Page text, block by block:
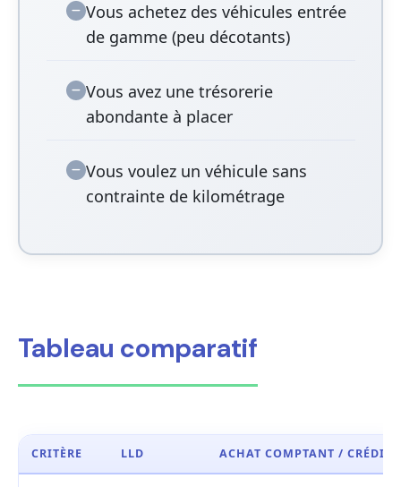
Vous achetez des véhicules entrée
de gamme (peu décotants)
Vous avez une trésorerie
abondante à placer
Vous voulez un véhicule sans
contrainte de kilométrage
Tableau comparatif
CRITÈRE LLD ACHAT COMPTANT / CRÉDIT